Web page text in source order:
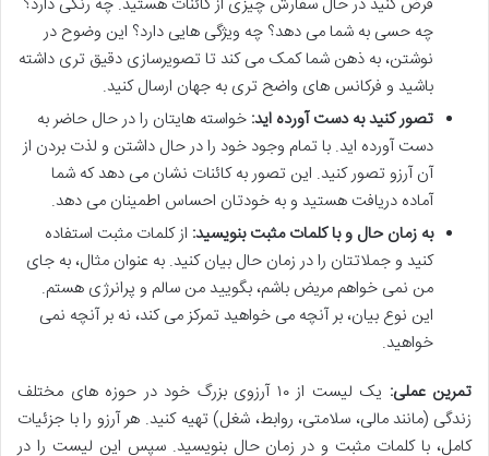
چه حسی به شما می دهد؟ چه ویژگی هایی دارد؟ این وضوح در
نوشتن، به ذهن شما کمک می کند تا تصویرسازی دقیق تری داشته
باشید و فرکانس های واضح تری به جهان ارسال کنید.
تصور کنید به دست آورده اید: خواسته هایتان را در حال حاضر به
دست آورده اید. با تمام وجود خود را در حال داشتن و لذت بردن از
آن آرزو تصور کنید. این تصور به کائنات نشان می دهد که شما
آماده دریافت هستید و به خودتان احساس اطمینان می دهد.
به زمان حال و با کلمات مثبت بنویسید: از کلمات مثبت استفاده
کنید و جملاتتان را در زمان حال بیان کنید. به عنوان مثال، به جای
من نمی خواهم مریض باشم، بگویید من سالم و پرانرژی هستم.
این نوع بیان، بر آنچه می خواهید تمرکز می کند، نه بر آنچه نمی
خواهید.
تمرین عملی:
یک لیست از ۱۰ آرزوی بزرگ خود در حوزه های مختلف
زندگی (مانند مالی، سلامتی، روابط، شغل) تهیه کنید. هر آرزو را با جزئیات
کامل، با کلمات مثبت و در زمان حال بنویسید. سپس این لیست را در